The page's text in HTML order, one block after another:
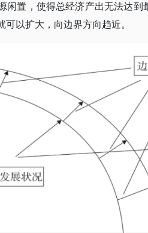
闲置，使得总经济产出无法达
以扩大，向边界方向趋近。